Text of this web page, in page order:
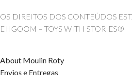
OS DIREITOS DOS CONTEÚDOS
EHGOOM – TOYS WITH STORIES®️
About Moulin Roty
Envios e Entregas